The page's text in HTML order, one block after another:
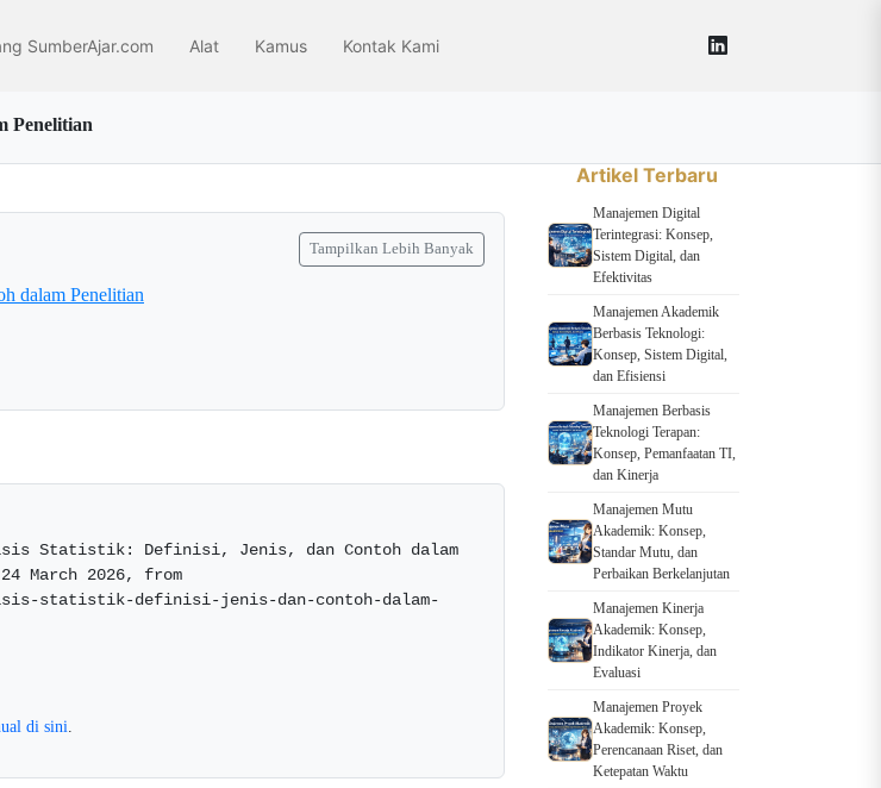
SumberAjar.com Alat Kamus Kontak Kami
Penelitian
Tampilkan Lebih Banyak
dalam Penelitian
Statistik: Definisi, Jenis, dan Contoh dalam
March 2026, from
statistik-definisi-jenis-dan-contoh-dalam-
di sini.
Artikel Terbaru
Manajemen Digital
Terintegrasi: Konsep,
Sistem Digital, dan
Efektivitas
Manajemen Akademik
Berbasis Teknologi:
Konsep, Sistem Digital,
dan Efisiensi
Manajemen Berbasis
Teknologi Terapan:
Konsep, Pemanfaatan TI,
dan Kinerja
Manajemen Mutu
Akademik: Konsep,
Standar Mutu, dan
Perbaikan Berkelanjutan
Manajemen Kinerja
Akademik: Konsep,
Indikator Kinerja, dan
Evaluasi
Manajemen Proyek
Akademik: Konsep,
Perencanaan Riset, dan
Ketepatan Waktu